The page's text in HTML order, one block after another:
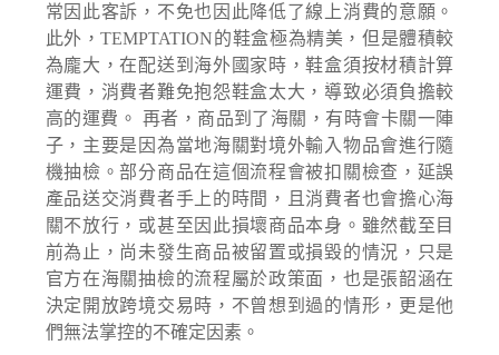
常因此客訴，不免也因此降低了線上消費的意願。
此外，TEMPTATION的鞋盒極為精美，但是體積較
為龐大，在配送到海外國家時，鞋盒須按材積計算
運費，消費者難免抱怨鞋盒太大，導致必須負擔較
高的運費。 再者，商品到了海關，有時會卡關一陣
子，主要是因為當地海關對境外輸入物品會進行隨
機抽檢。部分商品在這個流程會被扣關檢查，延誤
產品送交消費者手上的時間，且消費者也會擔心海
關不放行，或甚至因此損壞商品本身。雖然截至目
前為止，尚未發生商品被留置或損毀的情況，只是
官方在海關抽檢的流程屬於政策面，也是張韶涵在
決定開放跨境交易時，不曾想到過的情形，更是他
們無法掌控的不確定因素。